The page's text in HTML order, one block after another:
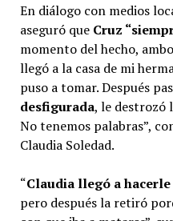
En diálogo con medios
aseguró que Cruz
momento del hecho,
llegó a la casa de mi
puso a tomar. Después
desfigurada, le destrozó
No tenemos palabras”,
Claudia Soledad.
“Claudia llegó a
pero después la retiró